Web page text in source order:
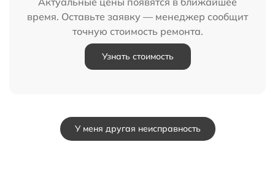
время. Оставьте заявку — менеджер сообщит
точную стоимость ремонта.
Узнать стоимость
У меня другая неисправность